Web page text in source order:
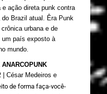
e ação direta punk contra
Brazil atual. Êra Punk
urbana e de
país exposto à
mundo.
| César Medeiros e
de forma faça-você-